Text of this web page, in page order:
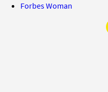
Forbes Woman